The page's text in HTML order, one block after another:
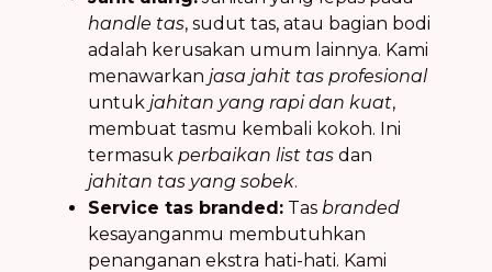
handle tas, sudut tas, atau bagian bodi
adalah kerusakan umum lainnya. Kami
menawarkan jasa jahit tas profesional
untuk jahitan yang rapi dan kuat,
membuat tasmu kembali kokoh. Ini
termasuk perbaikan list tas dan
jahitan tas yang sobek.
Service tas branded: Tas branded
kesayanganmu membutuhkan
penanganan ekstra hati-hati. Kami